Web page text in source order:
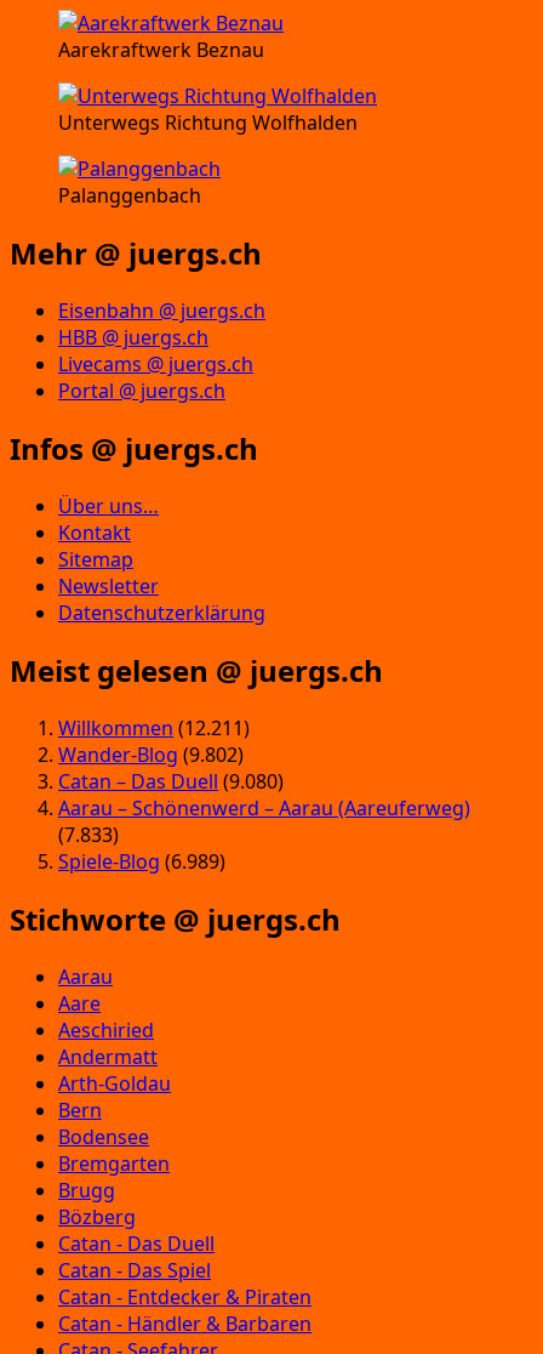
Aarekraftwerk Beznau
Unterwegs Richtung Wolfhalden
Palanggenbach
Mehr @ juergs.ch
Eisenbahn @ juergs.ch
HBB @ juergs.ch
Livecams @ juergs.ch
Portal @ juergs.ch
Infos @ juergs.ch
Über uns…
Kontakt
Sitemap
Newsletter
Datenschutzerklärung
Meist gelesen @ juergs.ch
Willkommen (12.211)
Wander-Blog (9.802)
Catan – Das Duell (9.080)
Aarau – Schönenwerd – Aarau (Aareuferweg)
(7.833)
Spiele-Blog (6.989)
Stichworte @ juergs.ch
Aarau
Aare
Aeschiried
Andermatt
Arth-Goldau
Bern
Bodensee
Bremgarten
Brugg
Bözberg
Catan - Das Duell
Catan - Das Spiel
Catan - Entdecker & Piraten
Catan - Händler & Barbaren